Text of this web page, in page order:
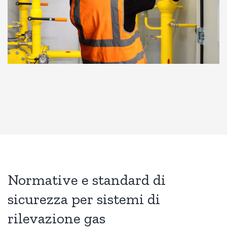
Normative e standard di
sicurezza per sistemi di
rilevazione gas